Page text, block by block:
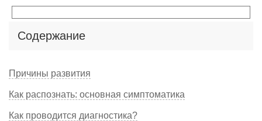
Содержание
Причины развития
Как распознать: основная симптоматика
Как проводится диагностика?